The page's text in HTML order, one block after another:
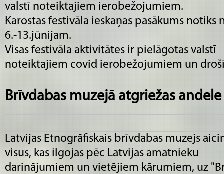
valstī noteiktajiem ierobežojumiem.
Karostas festivāla ieskaņas pasākums notiks
6.-13.jūnijam.
Visas festivāla aktivitātes ir pielāgotas valstī
noteiktajiem covid ierobežojumiem un
Brīvdabas muzejā atgriežas andele
Latvijas Etnogrāfiskais brīvdabas muzejs
visus, kas ilgojas pēc Latvijas amatnieku
darinājumiem un vietējiem kārumiem, uz